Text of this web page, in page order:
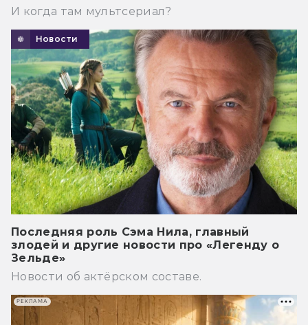
И когда там мультсериал?
Новости
Последняя роль Сэма Нила, главный
злодей и другие новости про «Легенду о
Зельде»
Новости об актёрском составе.
РЕКЛАМА